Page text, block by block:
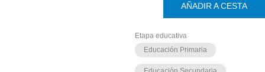
AÑADIR A CESTA
Etapa educativa
Educación Primaria